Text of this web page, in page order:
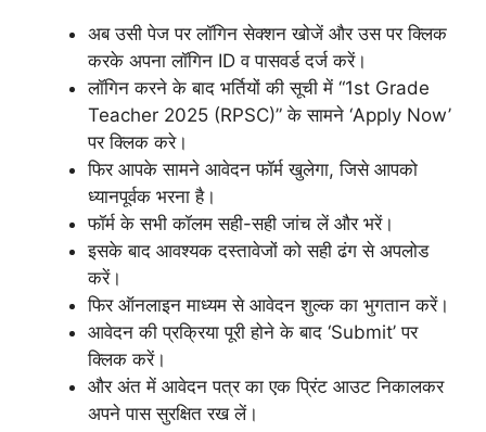
अब उसी पेज पर लॉगिन सेक्शन खोजें और उस पर क्लिक
करके अपना लॉगिन ID व पासवर्ड दर्ज करें।
लॉगिन करने के बाद भर्तियों की सूची में “1st Grade
Teacher 2025 (RPSC)” के सामने ‘Apply Now’
पर क्लिक करे।
फिर आपके सामने आवेदन फॉर्म खुलेगा, जिसे आपको
ध्यानपूर्वक भरना है।
फॉर्म के सभी कॉलम सही-सही जांच लें और भरें।
इसके बाद आवश्यक दस्तावेजों को सही ढंग से अपलोड
करें।
फिर ऑनलाइन माध्यम से आवेदन शुल्क का भुगतान करें।
आवेदन की प्रक्रिया पूरी होने के बाद ‘Submit’ पर
क्लिक करें।
और अंत में आवेदन पत्र का एक प्रिंट आउट निकालकर
अपने पास सुरक्षित रख लें।